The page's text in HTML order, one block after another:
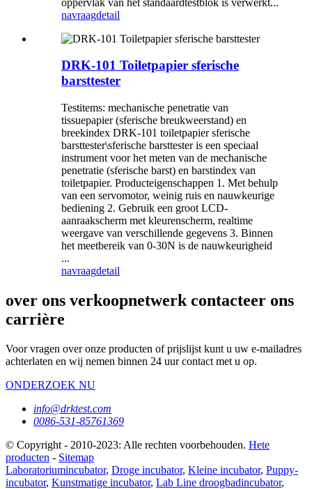
navraagdetail
DRK-101 Toiletpapier sferische
barsttester
Testitems: mechanische penetratie van
tissuepapier (sferische breukweerstand) en
breekindex DRK-101 toiletpapier sferische
barsttester\sferische barsttester is een speciaal
instrument voor het meten van de mechanische
penetratie (sferische barst) en barstindex van
toiletpapier. Producteigenschappen 1. Met behulp
van een servomotor, weinig ruis en nauwkeurige
bediening 2. Gebruik een groot LCD-
aanraakscherm met kleurenscherm, realtime
weergave van verschillende gegevens 3. Binnen
het meetbereik van 0-30N is de nauwkeurigheid
...
navraagdetail
over ons verkoopnetwerk contacteer ons
carrière
Voor vragen over onze producten of prijslijst kunt u uw e-mailadres
achterlaten en wij nemen binnen 24 uur contact met u op.
ONDERZOEK NU
info@drktest.com
0086-531-85761369
© Copyright - 2010-2023: Alle rechten voorbehouden. Hete
producten - Sitemap
Laboratoriumincubator, Droge incubator, Kleine incubator, Puppy-
incubator, Kunstmatige incubator, Lab Line droogbadincubator,